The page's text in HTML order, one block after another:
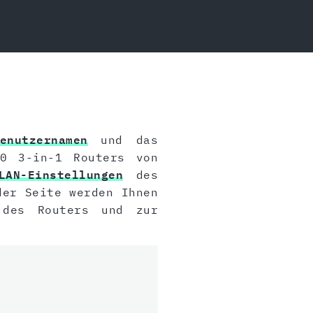
und das
3-in-1 Routers von
Einstellungen des
Seite werden Ihnen
Routers und zur